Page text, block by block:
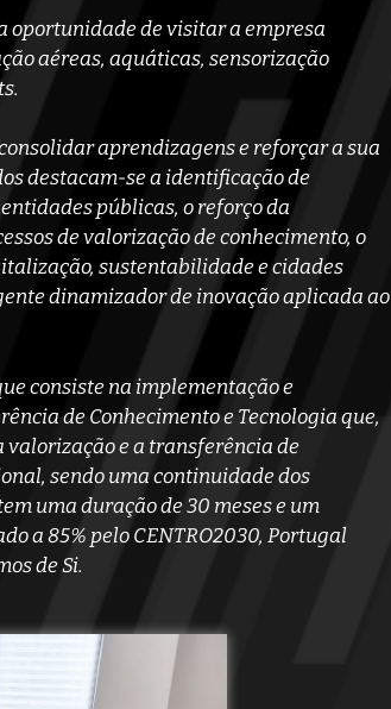
oportunidade de visitar a empresa
aéreas, aquáticas, sensorização
aprendizagens e reforçar a sua
destacam-se a identificação de
públicas, o reforço da
de valorização de conhecimento, o
sustentabilidade e cidades
dinamizador de inovação aplicada ao
consiste na implementação e
de Conhecimento e Tecnologia que,
valorização e a transferência de
sendo uma continuidade dos
uma duração de 30 meses e um
a 85% pelo CENTRO2030, Portugal
de Si.